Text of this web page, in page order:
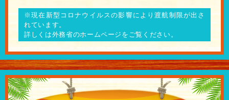
※現在新型コロナウイルスの影響により渡航制限が出さ
れています。
詳しくは外務省のホームページをご覧ください。